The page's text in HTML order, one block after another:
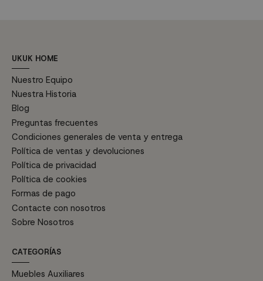
UKUK HOME
Nuestro Equipo
Nuestra Historia
Blog
Preguntas frecuentes
Condiciones generales de venta y entrega
Política de ventas y devoluciones
Política de privacidad
Política de cookies
Formas de pago
Contacte con nosotros
Sobre Nosotros
CATEGORÍAS
Muebles Auxiliares